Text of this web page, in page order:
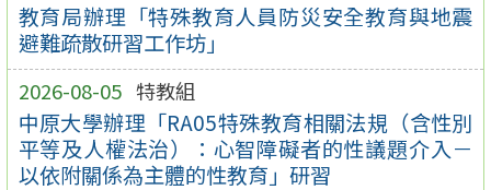
教育局辦理「特殊教育人員防災安全教育與地震
避難疏散研習工作坊」
2026-08-05 特教組
中原大學辦理「RA05特殊教育相關法規（含性別
平等及人權法治）：心智障礙者的性議題介入－
以依附關係為主體的性教育」研習